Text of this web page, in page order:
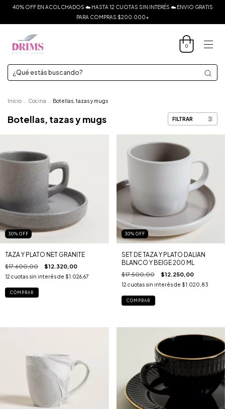
40% OFF EN ACOLCHADOS ☁️ HASTA 12 CUOTAS SIN INTERÉS ☁️ ENVIO GRATIS
PARA COMPRAS $200.000+
0
Inicio Cocina Botellas, tazas y mugs
Botellas, tazas y mugs FILTRAR
30% OFF
TAZA Y PLATO NET GRANITE
$17.600,00 $12.320,00
12 cuotas sin interés de $1.026,67
30% OFF
SET DE TAZA Y PLATO DALIAN
BLANCO Y BEIGE 200 ML
$17.500,00 $12.250,00
12 cuotas sin interés de $1.020,83